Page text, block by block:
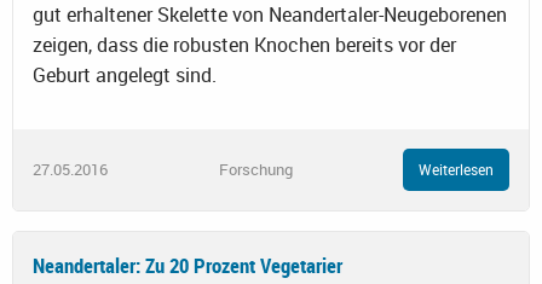
gut erhaltener Skelette von Neandertaler-Neugeborenen
zeigen, dass die robusten Knochen bereits vor der
Geburt angelegt sind.
27.05.2016 Forschung Weiterlesen
Neandertaler: Zu 20 Prozent Vegetarier